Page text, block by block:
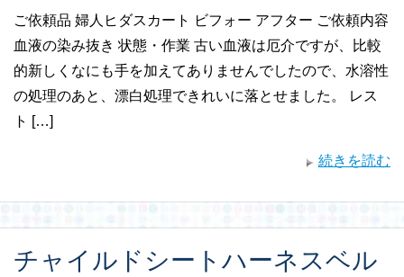
ご依頼品 婦人ヒダスカート ビフォー アフター ご依頼内容
血液の染み抜き 状態・作業 古い血液は厄介ですが、比較
的新しくなにも手を加えてありませんでしたので、水溶性
の処理のあと、漂白処理できれいに落とせました。 レス
ト […]
続きを読む
チャイルドシートハーネスベル